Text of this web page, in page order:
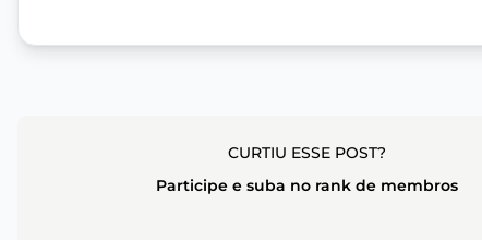
CURTIU ESSE POST?
Participe e suba no rank de membros